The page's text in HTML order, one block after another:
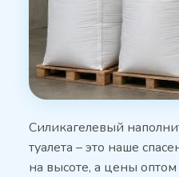
Силикагелевый
туалета – это наше
на высоте, а цены